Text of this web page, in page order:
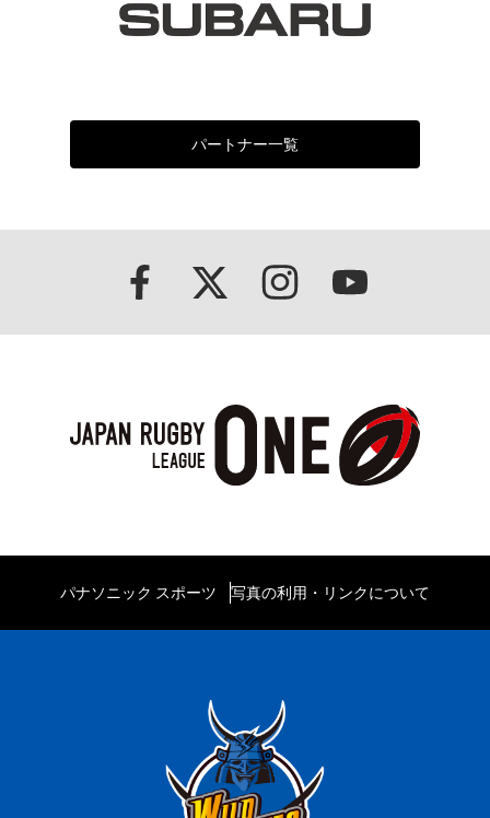
パートナー一覧
パナソニック スポーツ 写真の利用・リンクについて